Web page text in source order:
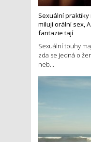
Sexuální
milují orální sex,
fantazie tají
Sexuální touhy
zda se jedná o
neb...